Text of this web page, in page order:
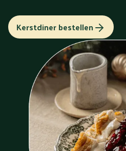
Kerstdiner bestellen